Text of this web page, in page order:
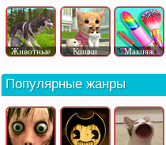
Животные Кошки Макияж
Популярные жанры